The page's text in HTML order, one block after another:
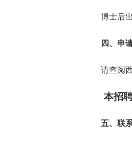
博士后
四、申
请查阅
本招
五、联